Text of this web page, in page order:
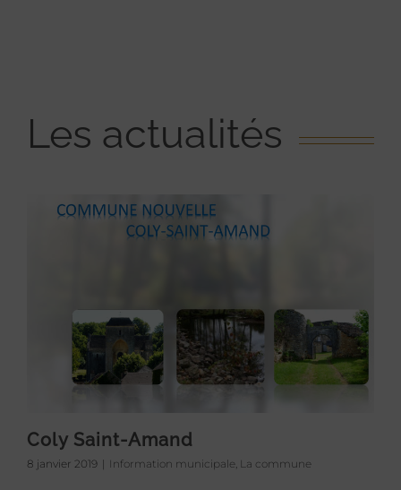
Les actualités
Coly Saint-Amand
8 janvier 2019 | Information municipale, La commune